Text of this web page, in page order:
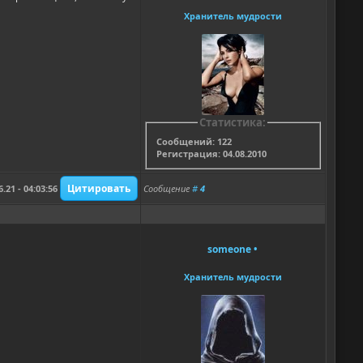
Хранитель мудрости
Статистика:
Сообщений: 122
Регистрация: 04.08.2010
- 04:03:56 Сообщение # 4
someone •
Хранитель мудрости